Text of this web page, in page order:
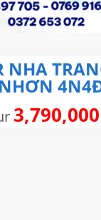
NHA
3,790,000